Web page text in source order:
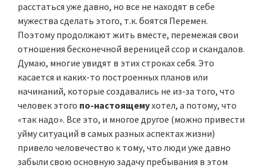
расстаться уже давно, но все не находят в себе
мужества сделать этого, т.к. боятся Перемен.
Поэтому продолжают жить вместе, перемежая свои
отношения бесконечной вереницей ссор и скандалов.
Думаю, многие увидят в этих строках себя. Это
касается и каких-то построенных планов или
начинаний, которые создавались не из-за того, что
человек этого по-настоящемухотел, а потому, что
«так надо». Все это, и многое другое (можно привести
уйму ситуаций в самых разных аспектах жизни)
привело человечество к тому, что люди уже давно
забыли свою основную задачу пребывания в этом